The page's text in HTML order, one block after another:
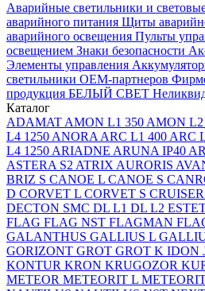
Аварийные светильники и
аварийного питания Щиты
аварийного освещения Пульты
освещением Знаки безопасности
Элементы управления
светильники ОЕМ-партнеров
продукция БЕЛЫЙ СВЕТ
Каталог
ADAMAT AMON L1 350 AMON L2
L4 1250 ANORA ARC L1 400 ARC
L4 1250 ARIADNE ARUNA IP40
ASTERA S2 ATRIX AURORIS
BRIZ S CANOE L CANOE S
D CORVET L CORVET S CRUISER
DECTON SMC DL L1 DL L2
FLAG FLAG NST FLAGMAN
GALANTHUS GALLIUS L
GORIZONT GROT GROT K IDON
KONTUR KRON KRUGOZOR
METEOR METEORIT L